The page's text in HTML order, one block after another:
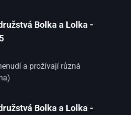
Bolka a Lolka -
a prožívají různá
Bolka a Lolka -